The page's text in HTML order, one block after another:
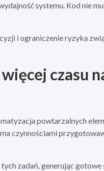
systemu. Kod nie
i ograniczenie ryzyka
czasu
powtarzalnych
czynnościami
zadań, generując